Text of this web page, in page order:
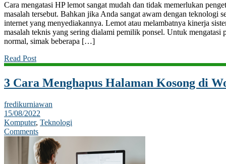
Cara mengatasi HP lemot sangat mudah dan tidak memerlukan
masalah tersebut. Bahkan jika Anda sangat awam dengan teknologi
internet yang menyediakannya. Lemot atau melambatnya kinerja
masalah teknis yang sering dialami pemilik ponsel. Untuk mengatasi
normal, simak beberapa […]
Read Post
3 Cara Menghapus Halaman Kosong di
fredikurniawan
15/08/2022
Komputer, Teknologi
Comments